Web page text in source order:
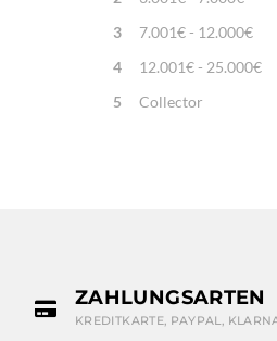
3
7.001€ - 12.000€
4
12.001€ - 25.000€
5
Collector
ZAHLUNGSARTEN
KREDITKARTE, PAYPAL,